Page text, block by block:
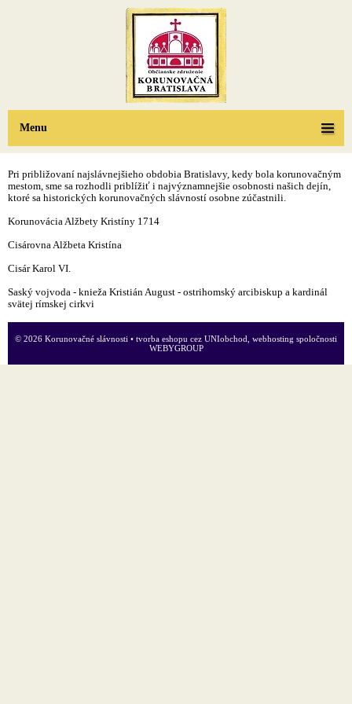
Menu
Pri približovaní najslávnejšieho obdobia Bratislavy, kedy bola korunovačným
mestom, sme sa rozhodli priblížiť i najvýznamnejšie osobnosti našich dejín,
ktoré sa historických korunovačných slávností osobne zúčastnili.
Korunovácia Alžbety Kristíny 1714
Cisárovna Alžbeta Kristína
Cisár Karol VI.
Saský vojvoda - knieža Kristián August - ostrihomský arcibiskup a kardinál
svätej rímskej cirkvi
© 2026 Korunovačné slávnosti • tvorba eshopu cez UNIobchod webhosting spoločnosti
WEBYGROUP